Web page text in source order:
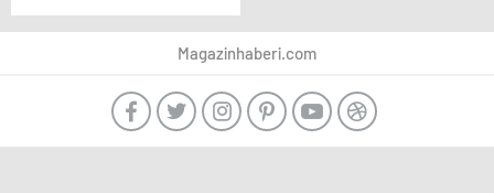
Yayında!
Magazinhaberi.com